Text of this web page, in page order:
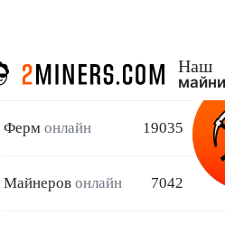
Наш
Ферм онлайн 19035
Майнеров онлайн 7042